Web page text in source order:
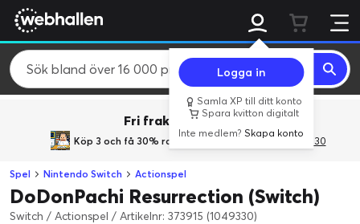
Logga in
Samla XP till ditt konto
Spara kvitton digitalt
Inte medlem?Skapa konto
Fri frakt över 800 kr.
Köp 3 och få 30% rabatt med rabattkoden 3Gives30
Spel Nintendo Switch Actionspel
DoDonPachi Resurrection (Switch)
Switch / Actionspel / Artikelnr: 373915 (1049330)